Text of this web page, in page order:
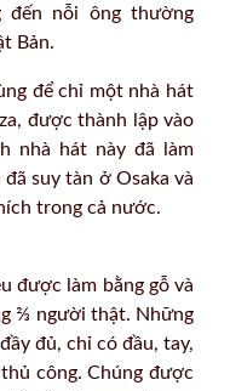
đến nỗi ông thường
Bản.
để chỉ một nhà hát
được thành lập vào
nhà hát này đã làm
suy tàn ở Osaka và
trong cả nước.
được làm bằng gỗ và
⅔ người thật. Những
đủ, chỉ có đầu, tay,
công. Chúng được